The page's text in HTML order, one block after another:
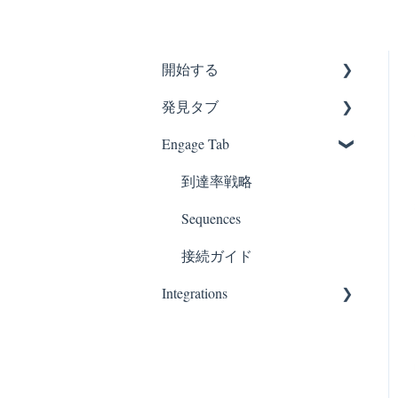
開始する
GTM（Go-to-Market）の基
発見タブ
人物検索
企業検索
タイミングエンジン
データガバナンス
Engage Tab
到達率戦略
Sequences
接続ガイド
Integrations